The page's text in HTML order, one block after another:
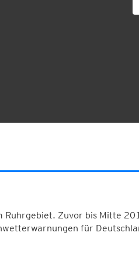
Ruhrgebiet. Zuvor bis Mitte
für